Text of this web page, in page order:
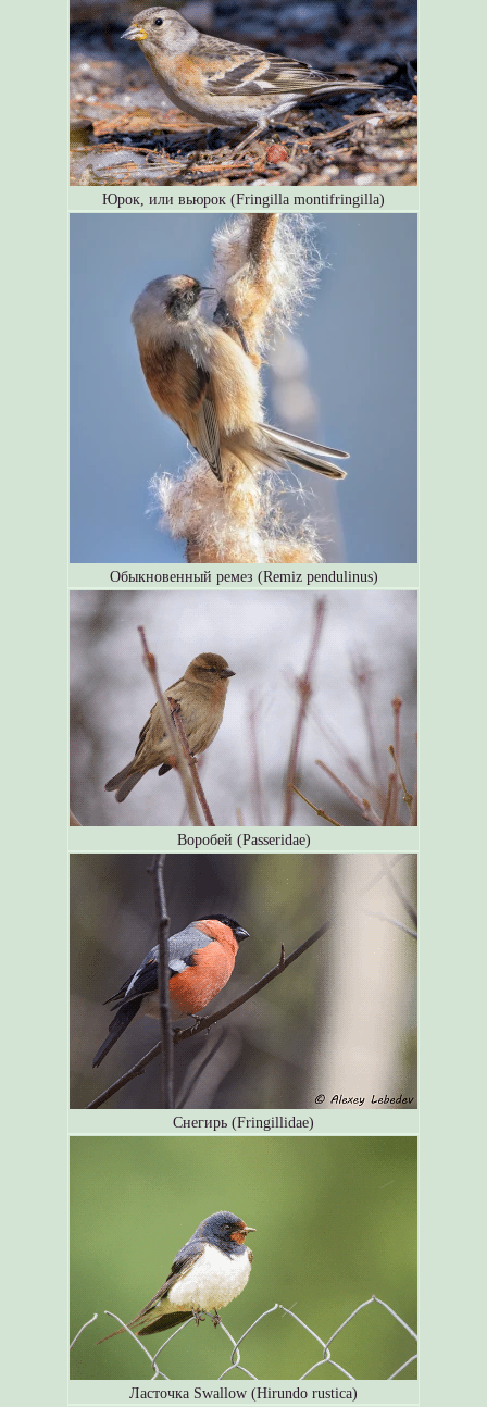
Юрок, или вьюрок (Fringilla montifringilla)
Обыкновенный ремез (Remiz pendulinus)
Воробей (Passeridae)
Снегирь (Fringillidae)
Ласточка Swallow (Hirundo rustica)